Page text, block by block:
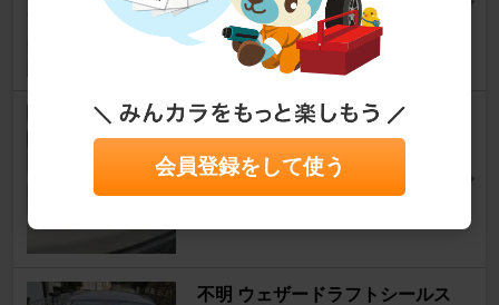
8
PACIFIC / 太平洋工業 TR-412
nob＠さん
22
不明 ウェザードラフトシールス
会員登録をして使う